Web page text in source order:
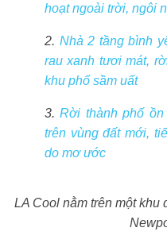
hoạt ngoài trời, ngôi
2. Nhà 2 tầng bình
rau xanh tươi mát,
khu phố sầm uất
3.Rời thành phố
trên vùng đất mới,
do mơ ước
LA Cool nằm trên một khu